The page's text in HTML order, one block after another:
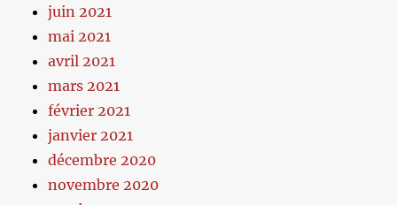
juin 2021
mai 2021
avril 2021
mars 2021
février 2021
janvier 2021
décembre 2020
novembre 2020